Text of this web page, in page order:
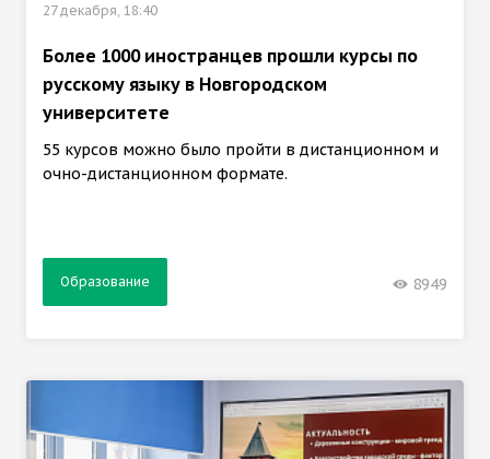
27 декабря, 18:40
Более 1000 иностранцев прошли курсы по
русскому языку в Новгородском
университете
55 курсов можно было пройти в дистанционном и
очно-дистанционном формате.
Образование 8949